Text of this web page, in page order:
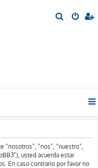
“nosotros”, “nos”, “nuestro”,
usted acuerda estar
En caso contrario por favor no